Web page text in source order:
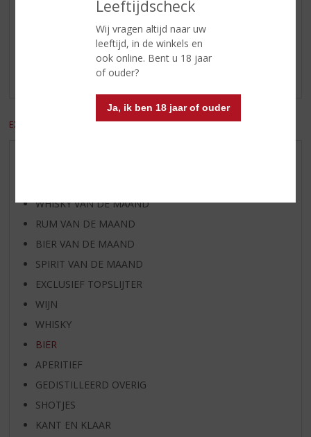
Leeftijdscheck
Wij vragen altijd naar uw
leeftijd, in de winkels en
ook online. Bent u 18 jaar
of ouder?
Ja, ik ben 18 jaar of ouder
Reviews
Schrijf een review
Er zijn nog geen reviews geplaatst voor dit product
EXCL. BTW INCL. BTW
WHISKY VAN DE MAAND
RUM VAN DE MAAND
BIER VAN DE MAAND
SPIRIT VAN DE MAAND
EXCLUSIEF TOPSLIJTER
WIJN
WHISKY
BIER
APERITIEF
GEDISTILLEERD OVERIG
SHOTJES
KANT EN KLAAR